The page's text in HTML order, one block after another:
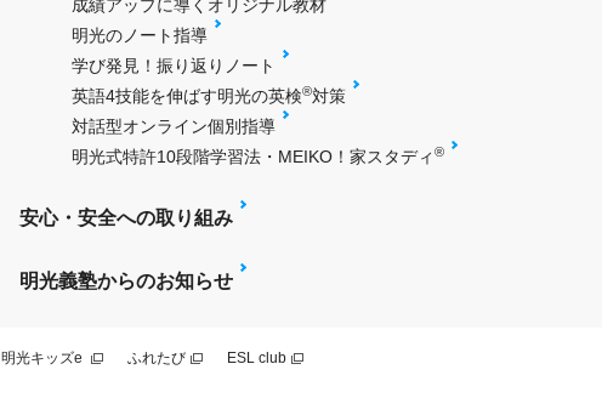
成績アップに導くオリジナル教材
明光のノート指導
学び発見！振り返りノート
英語4技能を伸ばす明光の英検®対策
対話型オンライン個別指導
明光式特許10段階学習法・MEIKO！家スタディ ®
安心・安全への取り組み
明光義塾からのお知らせ
明光キッズe ふれたび ESL club